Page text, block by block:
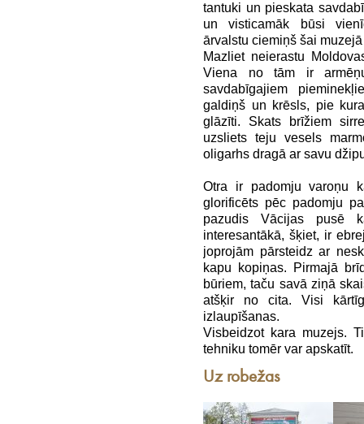
tantuki un pieskata
un visticamāk būsi
ārvalstu ciemiņš šai
Mazliet neierastu
Viena no tām ir
savdabīgajiem
galdiņš un krēsls, pie
glāzīti. Skats brīžiem
uzsliets teju vesels
oligarhs dragā ar savu
Otra ir padomju varoņu
glorificēts pēc padomju
pazudis Vācijas pusē
interesantākā, šķiet, ir
joprojām pārsteidz ar
kapu kopiņas. Pirmajā
būriem, taču savā ziņā
atšķir no cita. Visi
izlaupīšanas.
Visbeidzot kara muzejs.
tehniku tomēr var apskatīt.
Uz robežas